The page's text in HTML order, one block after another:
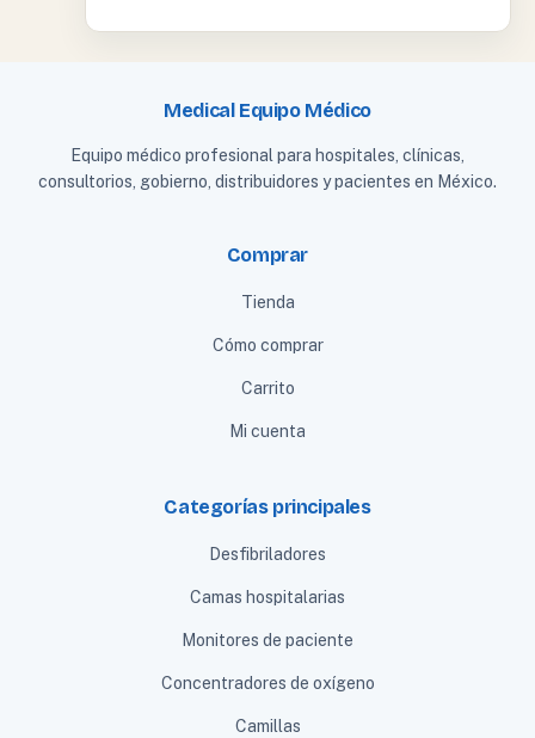
Medical Equipo Médico
Equipo médico profesional para hospitales, clínicas,
consultorios, gobierno, distribuidores y pacientes en México.
Comprar
Tienda
Cómo comprar
Carrito
Mi cuenta
Categorías principales
Desfibriladores
Camas hospitalarias
Monitores de paciente
Concentradores de oxígeno
Camillas